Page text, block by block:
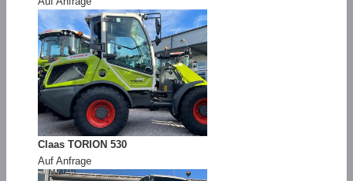
Claas TORION 530
Auf Anfrage